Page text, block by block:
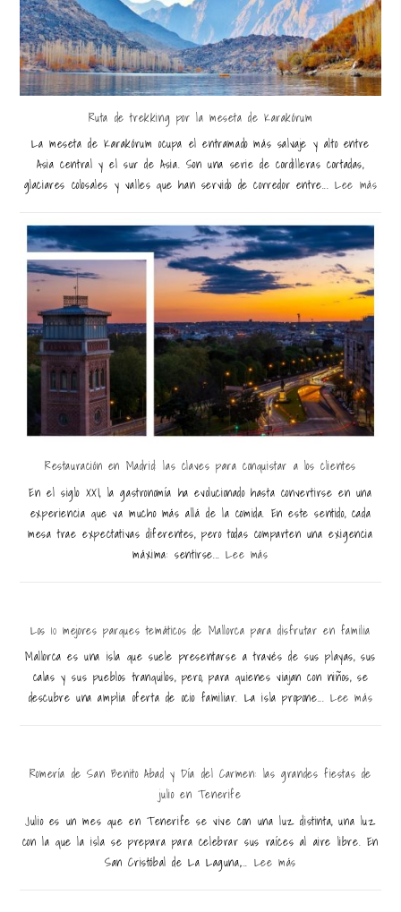
Ruta de trekking por la meseta de Karakórum
La meseta de Karakórum ocupa el entramado más salvaje y alto entre
Asia central y el sur de Asia. Son una serie de cordilleras cortadas,
glaciares colosales y valles que han servido de corredor entre...Lee más
Restauración en Madrid: las claves para conquistar a los clientes
En el siglo XXI, la gastronomía ha evolucionado hasta convertirse en una
experiencia que va mucho más allá de la comida. En este sentido, cada
mesa trae expectativas diferentes, pero todas comparten una exigencia
máxima: sentirse...Lee más
Los 10 mejores parques temáticos de Mallorca para disfrutar en familia
Mallorca es una isla que suele presentarse a través de sus playas, sus
calas y sus pueblos tranquilos, pero, para quienes viajan con niños, se
descubre una amplia oferta de ocio familiar. La isla propone...Lee más
Romería de San Benito Abad y Día del Carmen: las grandes fiestas de
julio en Tenerife
Julio es un mes que en Tenerife se vive con una luz distinta, una luz
con la que la isla se prepara para celebrar sus raíces al aire libre. En
San Cristóbal de La Laguna,... Lee más